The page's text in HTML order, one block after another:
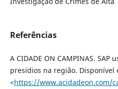
Referências
A CIDADE ON CAMPINAS.
presídios na região. Disponível
<https://www.acidadeon.com/